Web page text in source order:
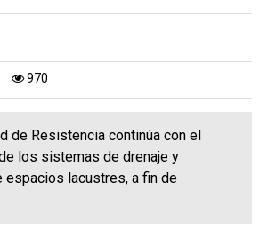
970
de Resistencia continúa con el
los sistemas de drenaje y
espacios lacustres, a fin de